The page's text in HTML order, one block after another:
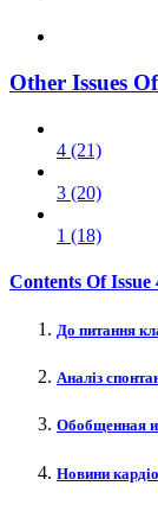
Other Issues
4 (21)
3 (20)
1 (18)
Contents Of Issue
До питання
Аналіз
Обобщенная
Новини